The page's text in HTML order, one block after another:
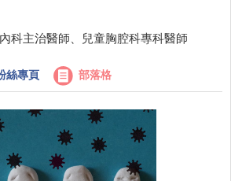
科主治醫師、兒童胸腔科專科醫師
絲專頁 部落格